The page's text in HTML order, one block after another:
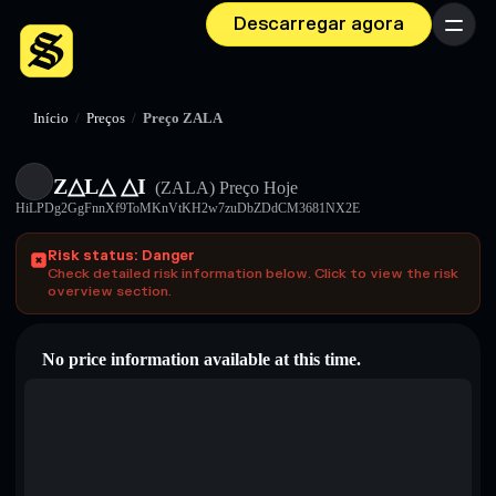
Descarregar agora Menu
Início / Preços / Preço ZALA
Z△L△ △I (ZALA) Preço Hoje
HiLPDg2GgFnnXf9ToMKnVtKH2w7zuDbZDdCM3681NX2E
Risk status: Danger
Check detailed risk information below. Click to view the risk
overview section.
No price information available at this time.